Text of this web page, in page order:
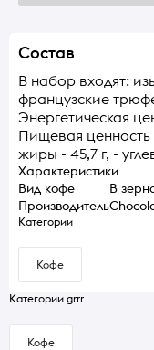
Состав
В набор входят:
французские
Энергетическая
Пищевая ценность
жиры - 45,7 г, -
Характеристики
Вид кофе
В
Производитель
Категории
Кофе
Категории grrr
Кофе